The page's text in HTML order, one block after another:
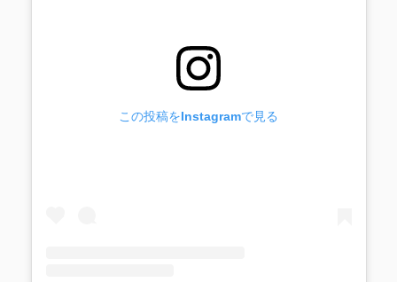
この投稿をInstagramで見る